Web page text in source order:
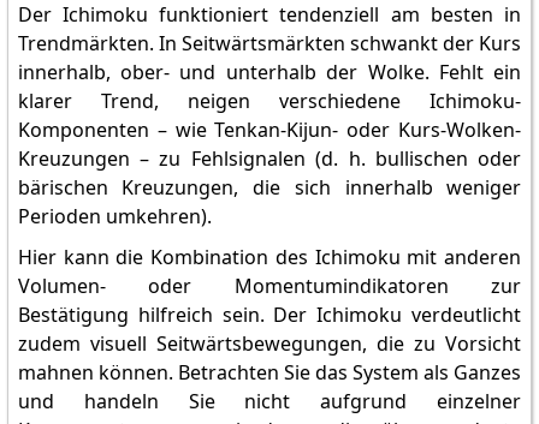
Der Ichimoku funktioniert tendenziell am besten in
Trendmärkten. In Seitwärtsmärkten schwankt der Kurs
innerhalb, ober- und unterhalb der Wolke. Fehlt ein
klarer Trend, neigen verschiedene Ichimoku-
Komponenten – wie Tenkan-Kijun- oder Kurs-Wolken-
Kreuzungen – zu Fehlsignalen (d. h. bullischen oder
bärischen Kreuzungen, die sich innerhalb weniger
Perioden umkehren).
Hier kann die Kombination des Ichimoku mit anderen
Volumen- oder Momentumindikatoren zur
Bestätigung hilfreich sein. Der Ichimoku verdeutlicht
zudem visuell Seitwärtsbewegungen, die zu Vorsicht
mahnen können. Betrachten Sie das System als Ganzes
und handeln Sie nicht aufgrund einzelner